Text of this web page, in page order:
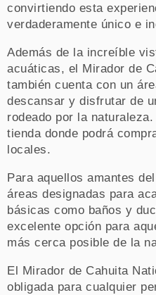
convirtiendo esta
verdaderamente único e
Además de la increíble
acuáticas, el Mirador de
también cuenta con un
descansar y disfrutar de
rodeado por la
tienda donde podrá
locales.
Para aquellos amantes
áreas designadas para
básicas como baños y
excelente opción para
más cerca posible de la
El Mirador de Cahuita
obligada para cualquier